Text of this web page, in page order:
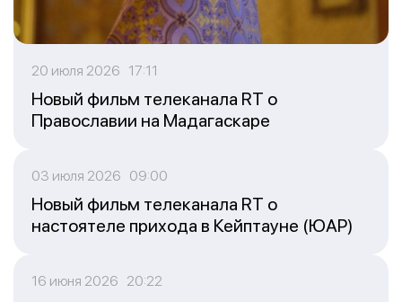
20 июля 2026 17:11
Новый фильм телеканала RT о
Православии на Мадагаскаре
03 июля 2026 09:00
Новый фильм телеканала RT о
настоятеле прихода в Кейптауне (ЮАР)
16 июня 2026 20:22